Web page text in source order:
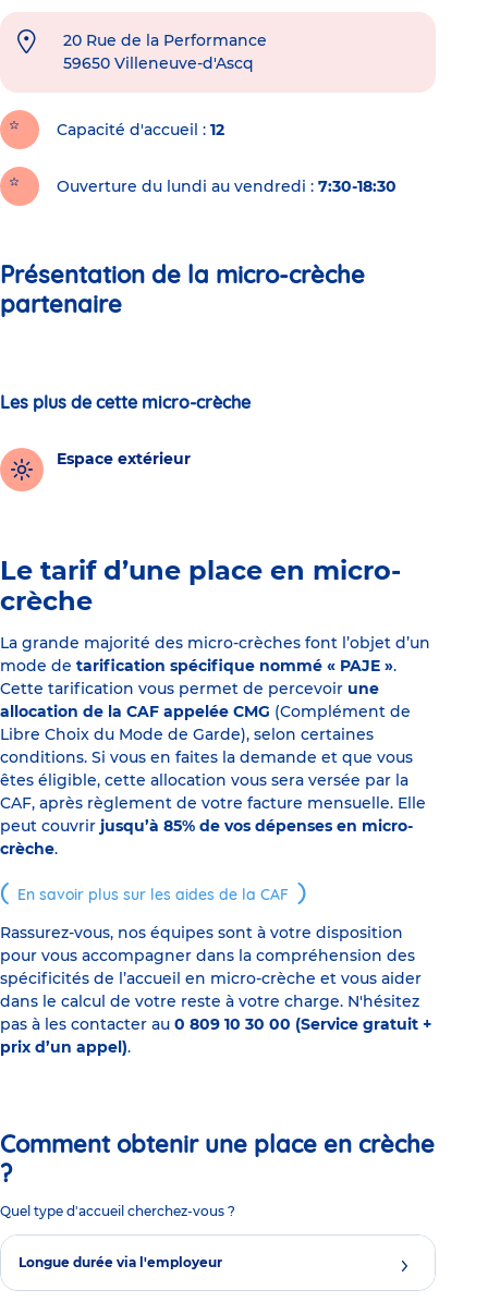
20 Rue de la Performance
59650 Villeneuve-d'Ascq
Capacité d'accueil 12
Ouverture du lundi au vendredi : 7:30-18:30
Présentation de la micro-crèche
partenaire
Les plus de cette micro-crèche
Espace extérieur
Le tarif d’une place en micro-
crèche
La grande majorité des micro-crèches font l’objet d’un
mode de tarification spécifique nommé « PAJE ».
Cette tarification vous permet de percevoir une
allocation de la CAF appelée CMG (Complément de
Libre Choix du Mode de Garde), selon certaines
conditions. Si vous en faites la demande et que vous
êtes éligible, cette allocation vous sera versée par la
CAF, après règlement de votre facture mensuelle. Elle
peut couvrir jusqu’à 85% de vos dépenses en micro-
crèche.
En savoir plus sur les aides de la CAF
Rassurez-vous, nos équipes sont à votre disposition
pour vous accompagner dans la compréhension des
spécificités de l’accueil en micro-crèche et vous aider
dans le calcul de votre reste à votre charge. N'hésitez
pas à les contacter au 0 809 10 30 00 (Service gratuit +
prix d’un appel).
Comment obtenir une place en crèche
?
Quel type d'accueil cherchez-vous ?
Longue durée via l'employeur